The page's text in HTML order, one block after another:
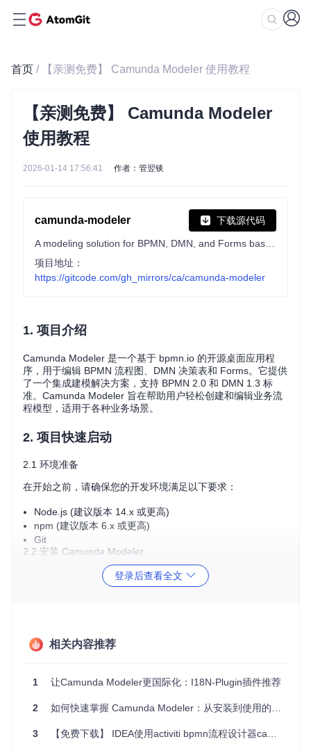
首页 / 【亲测免费】 Camunda Modeler 使用教程
【亲测免费】 Camunda Modeler
使用教程
2026-01-14 17:56:41 作者：管翌锬
camunda-modeler 下载源代码
项目地址：
https://gitcode.com/gh_mirrors/ca/camunda-modeler
1. 项目介绍
Camunda Modeler 是一个基于 bpmn.io 的开源桌面应用程
序，用于编辑 BPMN 流程图、DMN 决策表和 Forms。它提供
了一个集成建模解决方案，支持 BPMN 2.0 和 DMN 1.3 标
准。Camunda Modeler 旨在帮助用户轻松创建和编辑业务流
程模型，适用于各种业务场景。
2. 项目快速启动
2.1 环境准备
在开始之前，请确保您的开发环境满足以下要求：
Node.js (建议版本 14.x 或更高)
npm (建议版本 6.x 或更高)
Git
2.2 安装 Camunda Modeler
克隆项目仓库：
进入项目目录：
安装依赖：
登录后查看全文
相关内容推荐
1 让Camunda Modeler更国际化：I18N-Plugin插件推荐
2 如何快速掌握 Camunda Modeler：从安装到使用的完整指南 🚀
3 【免费下载】 IDEA使用activiti bpmn流程设计器camunda-modeler